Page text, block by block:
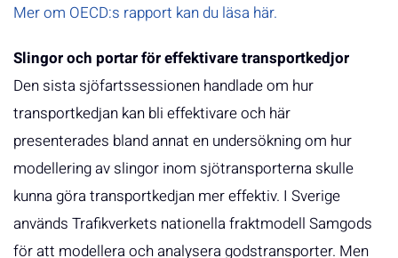
Mer om OECD:s rapport kan du läsa här.
Slingor och portar för effektivare transportkedjor
Den sista sjöfartssessionen handlade om hur
transportkedjan kan bli effektivare och här
presenterades bland annat en undersökning om hur
modellering av slingor inom sjötransporterna skulle
kunna göra transportkedjan mer effektiv. I Sverige
används Trafikverkets nationella fraktmodell Samgods
för att modellera och analysera godstransporter. Men